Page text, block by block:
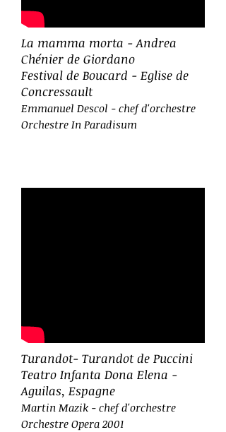
La mamma morta - Andrea
Chénier de Giordano
Festival de Boucard - Eglise de
Concressault
Emmanuel Descol - chef d'orchestre
Orchestre In Paradisum
Turandot- Turandot de Puccini
Teatro Infanta Dona Elena -
Aguilas, Espagne
Martin Mazik - chef d'orchestre
Orchestre Opera 2001